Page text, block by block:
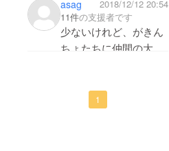
asag
2018/12/12 20:54
11件の支援者です
少ないけれど、がきん
ちょたちに仲間の大切
また、良い環境を醸成
1